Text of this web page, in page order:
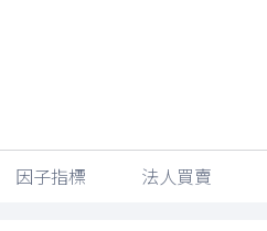
因子指標 法人買賣